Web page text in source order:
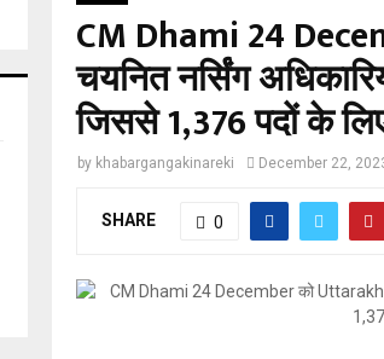
CM Dhami 24
चयनित नर्सिंग
जिससे 1,376 पदों के
by khabargangakinareki December 22,
SHARE 0